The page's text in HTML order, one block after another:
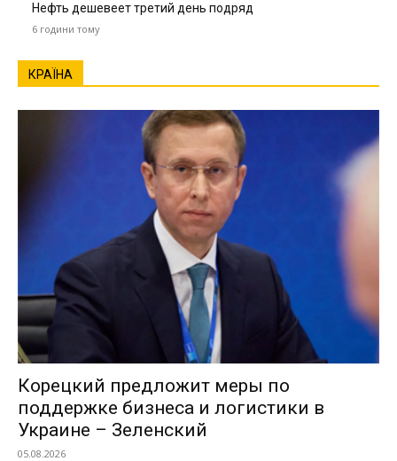
КРАЇНА
Корецкий предложит меры по
поддержке бизнеса и логистики в
Украине – Зеленский
05.08.2026
Нефть дешевеет третий день подряд
6 години тому